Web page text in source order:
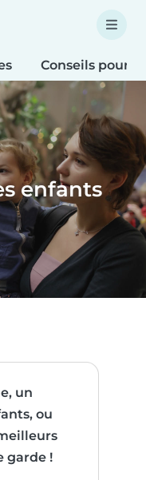
Conseils pour
enfants
un
ou
garde !